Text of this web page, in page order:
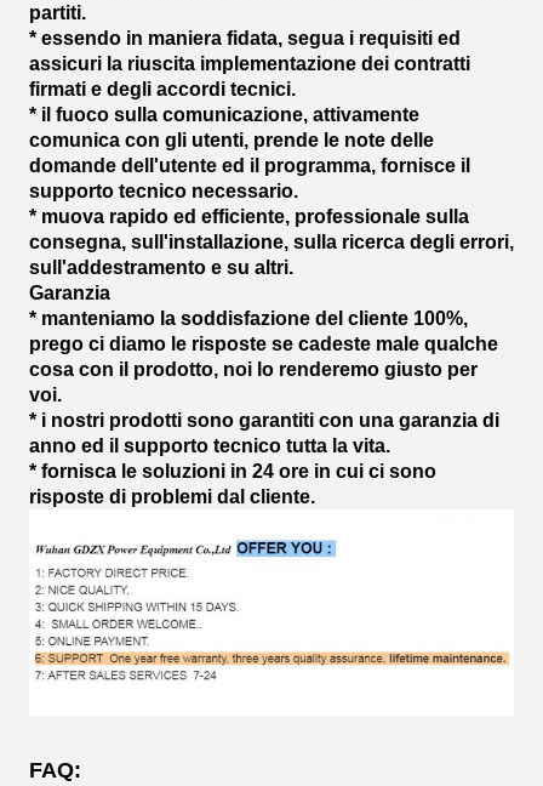
partiti.
* essendo in maniera fidata, segua i requisiti ed
assicuri la riuscita implementazione dei contratti
firmati e degli accordi tecnici.
* il fuoco sulla comunicazione, attivamente
comunica con gli utenti, prende le note delle
domande dell'utente ed il programma, fornisce il
supporto tecnico necessario.
* muova rapido ed efficiente, professionale sulla
consegna, sull'installazione, sulla ricerca degli errori,
sull'addestramento e su altri.
Garanzia
* manteniamo la soddisfazione del cliente 100%,
prego ci diamo le risposte se cadeste male qualche
cosa con il prodotto, noi lo renderemo giusto per
voi.
* i nostri prodotti sono garantiti con una garanzia di
anno ed il supporto tecnico tutta la vita.
* fornisca le soluzioni in 24 ore in cui ci sono
risposte di problemi dal cliente.
FAQ: